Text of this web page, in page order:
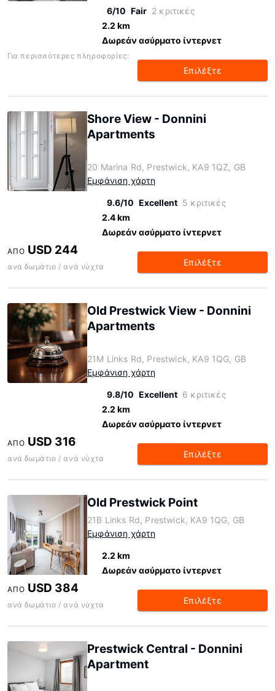
6/10 Fair 2 κριτικές
2.2 km
Δωρεάν ασύρματο ίντερνετ
Για περισσότερες πληροφορίες:
Επιλέξτε
Shore View - Donnini
Apartments
20 Marina Rd, Prestwick, KA9 1QZ, GB
Εμφάνιση χάρτη
9.6/10 Excellent 5 κριτικές
2.4 km
Δωρεάν ασύρματο ίντερνετ
ΑΠΌ USD 244
ανά δωμάτιο / ανά νύχτα Επιλέξτε
Old Prestwick View - Donnini
Apartments
21M Links Rd, Prestwick, KA9 1QG, GB
Εμφάνιση χάρτη
9.8/10 Excellent 6 κριτικές
2.2 km
Δωρεάν ασύρματο ίντερνετ
ΑΠΌ USD 316
ανά δωμάτιο / ανά νύχτα Επιλέξτε
Old Prestwick Point
21B Links Rd, Prestwick, KA9 1QG, GB
Εμφάνιση χάρτη
2.2 km
Δωρεάν ασύρματο ίντερνετ
ΑΠΌ USD 384
ανά δωμάτιο / ανά νύχτα Επιλέξτε
Prestwick Central - Donnini
Apartment